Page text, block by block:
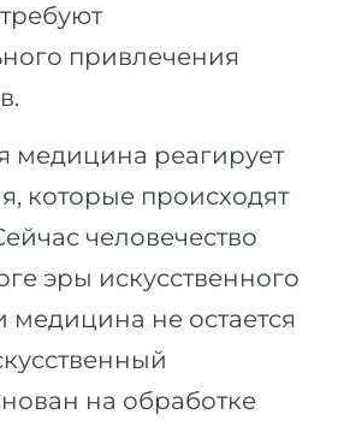
привлечения
медицина реагирует
которые происходят
человечество
эры искусственного
медицина не остается
на обработке